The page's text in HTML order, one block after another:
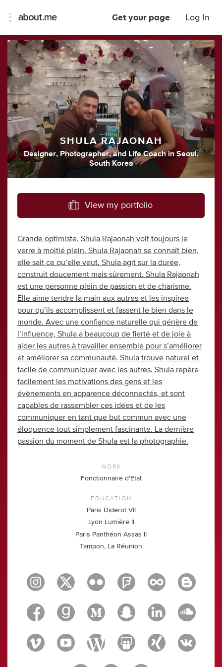
Get your page Log In
SHULA RAJAONAH
Designer, Photographer, and Life Coach inSeoul,
South Korea
View my portfolio
Grande optimiste, Shula Rajaonah voit toujours le
verre à moitié plein. Shula Rajaonah se connaît bien,
elle sait ce qu’elle veut. Shula agit sur la durée,
construit doucement mais sûrement. Shula Rajaonah
est une personne plein de passion et de charisme.
Elle aime tendre la main aux autres et les inspiree
pour qu’ils accomplissent et fassent le bien dans le
monde. Avec une confiance naturelle qui génère de
l’influence, Shula a beaucoup de fierté et de joie à
aider les autres à travailler ensemble pour s’améliorer
et améliorer sa communauté. Shula trouve naturel et
facile de communiquer avec les autres. Shula repère
facilement les motivations des gens et les
évènements en apparence déconnectés, et sont
capables de rassembler ces idées et de les
communiquer en tant que but commun avec une
éloquence tout simplement fascinante. La dernière
passion du moment de Shula est la photographie.
WORK
Fonctionnaire d'Etat
EDUCATION
Paris Diderot VII
Lyon Lumière II
Paris Panthéon Assas II
Tampon, La Réunion